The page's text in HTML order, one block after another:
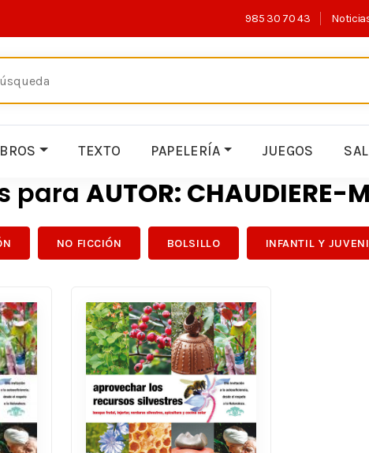
985 30 70 43
TEXTO PAPELERÍA JUEGOS
para AUTOR: CHAUDIERE-
NO FICCIÓN BOLSILLO INFANTIL Y